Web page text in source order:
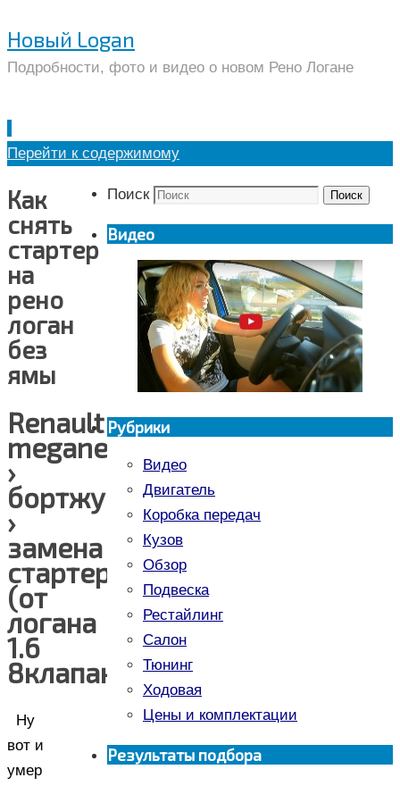
Новый Logan
Подробности, фото и видео о новом Рено Логане
Перейти к содержимому
Как
снять
стартер
на
рено
логан
без
ямы
Renault
megane
›
бортжурнал
›
замена
стартера
(от
логана
1.6
8клапанного)
Ну
вот и
умер
Поиск Поиск
Видео
Рубрики
Видео
Двигатель
Коробка передач
Кузов
Обзор
Подвеска
Рестайлинг
Салон
Тюнинг
Ходовая
Цены и комплектации
Результаты подбора